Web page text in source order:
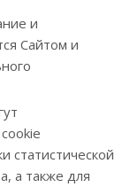
и
Сайтом и
статистической
а также для